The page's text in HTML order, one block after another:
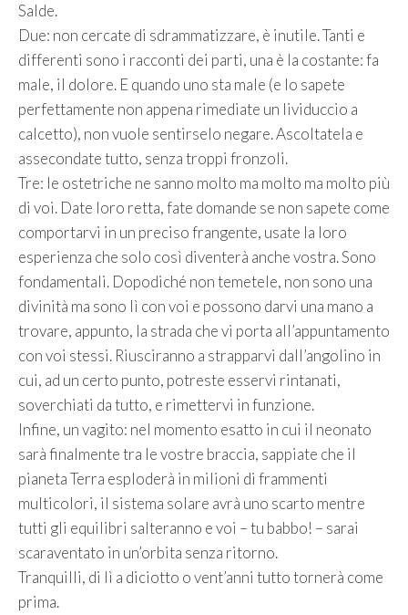
Salde.
Due: non cercate di sdrammatizzare, è inutile. Tanti e
differenti sono i racconti dei parti, una è la costante: fa
male, il dolore. E quando uno sta male (e lo sapete
perfettamente non appena rimediate un lividuccio a
calcetto), non vuole sentirselo negare. Ascoltatela e
assecondate tutto, senza troppi fronzoli.
Tre: le ostetriche ne sanno molto ma molto ma molto più
di voi. Date loro retta, fate domande se non sapete come
comportarvi in un preciso frangente, usate la loro
esperienza che solo così diventerà anche vostra. Sono
fondamentali. Dopodiché non temetele, non sono una
divinità ma sono lì con voi e possono darvi una mano a
trovare, appunto, la strada che vi porta all’appuntamento
con voi stessi. Riusciranno a strapparvi dall’angolino in
cui, ad un certo punto, potreste esservi rintanati,
soverchiati da tutto, e rimettervi in funzione.
Infine, un vagito: nel momento esatto in cui il neonato
sarà finalmente tra le vostre braccia, sappiate che il
pianeta Terra esploderà in milioni di frammenti
multicolori, il sistema solare avrà uno scarto mentre
tutti gli equilibri salteranno e voi – tu babbo! – sarai
scaraventato in un’orbita senza ritorno.
Tranquilli, di lì a diciotto o vent’anni tutto tornerà come
prima.